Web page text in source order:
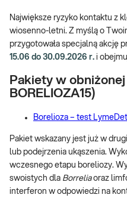
Największe ryzyko kontaktu z
wiosenno-letni. Z myślą o
przygotowała specjalną akcję
15.06 do 30.09.2026 r. i
Pakiety w
BORELIOZA15)
Borelioza – test
Pakiet wskazany jest już w
lub podejrzenia ukąszenia.
wczesnego etapu boreliozy.
swoistych dla Borreliaoraz
interferon w odpowiedzi na